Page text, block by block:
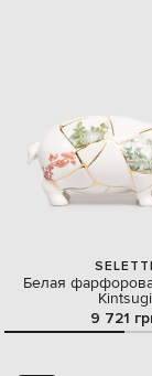
SELETTI
Белая
Kintsugi
9 721